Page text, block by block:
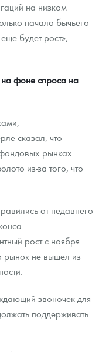
на низком
начало бычьего
будет рост», -
на фоне спроса на
сказал, что
рынках
из-за того, что
от недавнего
рост с ноября
рынок не вышел из
звоночек для
поддерживать